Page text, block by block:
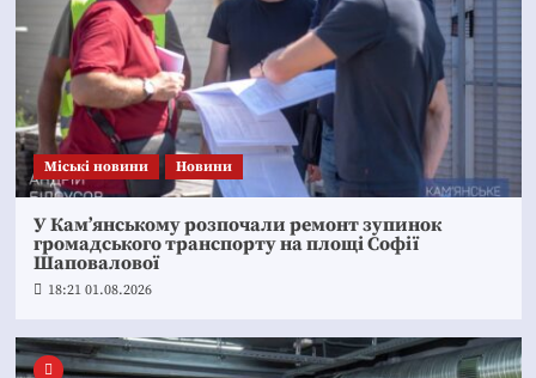
Mіські новини Новини
У Кам’янському розпочали ремонт зупинок
громадського транспорту на площі Софії
Шаповалової
18:21 01.08.2026